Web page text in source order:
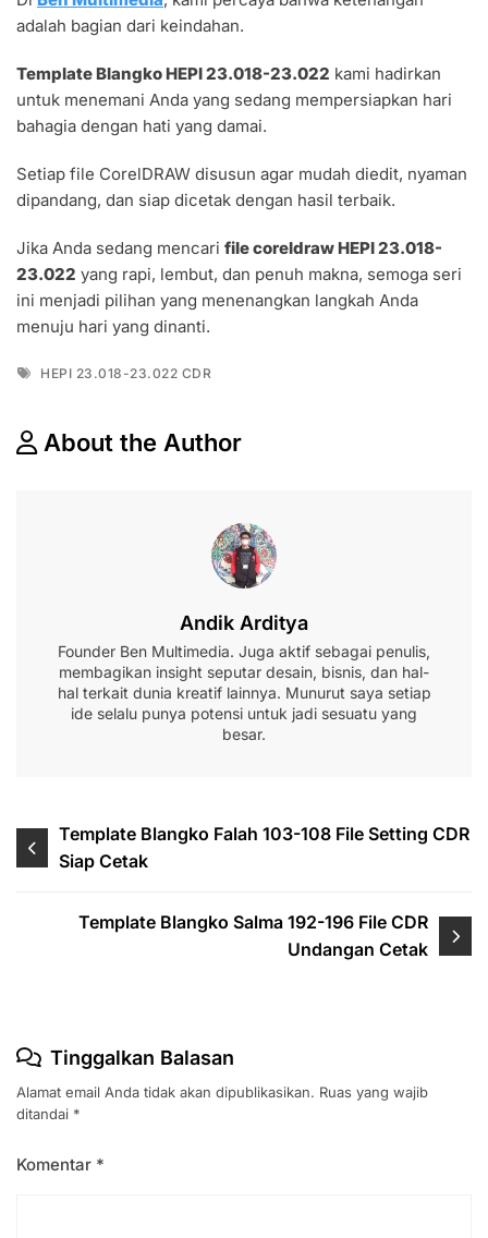
adalah bagian dari keindahan.
Template Blangko HEPI 23.018-23.022 kami hadirkan
untuk menemani Anda yang sedang mempersiapkan hari
bahagia dengan hati yang damai.
Setiap file CorelDRAW disusun agar mudah diedit, nyaman
dipandang, dan siap dicetak dengan hasil terbaik.
Jika Anda sedang mencari file coreldraw HEPI 23.018-
23.022 yang rapi, lembut, dan penuh makna, semoga seri
ini menjadi pilihan yang menenangkan langkah Anda
menuju hari yang dinanti.
Tags
HEPI 23.018-23.022 CDR
About the Author
Andik Arditya
Founder Ben Multimedia. Juga aktif sebagai penulis,
membagikan insight seputar desain, bisnis, dan hal-
hal terkait dunia kreatif lainnya. Munurut saya setiap
ide selalu punya potensi untuk jadi sesuatu yang
besar.
Navigasi
pos
Template Blangko Falah 103-108 File Setting CDR
Siap Cetak
Template Blangko Salma 192-196 File CDR
Undangan Cetak
Tinggalkan Balasan
Alamat email Anda tidak akan dipublikasikan. Ruas yang wajib
ditandai *
Komentar *